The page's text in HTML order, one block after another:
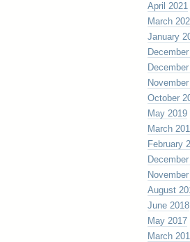
April 2021
March
January
October
May 2019
March
February
August
June 2018
May 2017
March